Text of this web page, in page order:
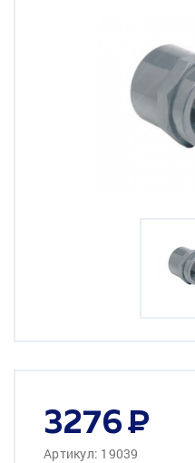
3276
Артикул: 19039